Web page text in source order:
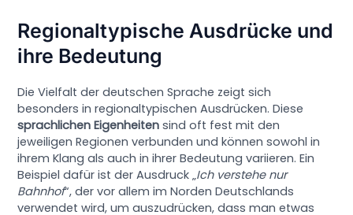
Regionaltypische Ausdrücke und
ihre Bedeutung
Die Vielfalt der deutschen Sprache zeigt sich
besonders in regionaltypischen Ausdrücken. Diese
sprachlichen Eigenheiten sind oft fest mit den
jeweiligen Regionen verbunden und können sowohl in
ihrem Klang als auch in ihrer Bedeutung variieren. Ein
Beispiel dafür ist der Ausdruck „Ich verstehe nur
Bahnhof“, der vor allem im Norden Deutschlands
verwendet wird, um auszudrücken, dass man etwas